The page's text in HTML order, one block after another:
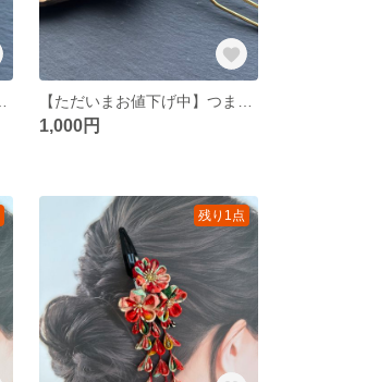
1,000円
残り1点